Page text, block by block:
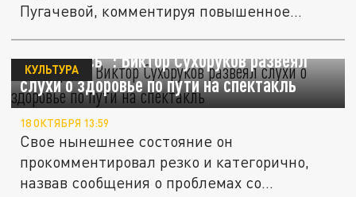
Пугачевой, комментируя повышенное...
"Онкоересь": Виктор Сухоруков развеял
слухи о здоровье по пути на спектакль
КУЛЬТУРА
18 ОКТЯБРЯ 13:59
Свое нынешнее состояние он
прокомментировал резко и категорично,
назвав сообщения о проблемах со